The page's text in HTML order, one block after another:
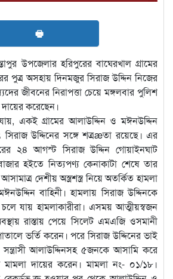
🖶
উপজেলার হরিপুরের বাঘেরখাল গ্রামের
পুত্র অসহায় দিনমজুর সিরাজ উদ্দিন নিজের
জীবনের নিরাপত্তা চেয়ে মঙ্গলবার পুলিশ
করেছেন।
একই গ্রামের আলাউদ্দিন ও মঈনউদ্দিন
সিরাজ উদ্দিনের সঙ্গে শত্রæতা রয়েছে। এর
২৪ আগস্ট সিরাজ উদ্দিন গোয়াইনঘাট
হইতে নিত্যপণ্য কেনাকাটা শেষে তার
দেশীয় অস্ত্রশস্ত্র নিয়ে অতর্কিত হামলা
বাহিনী। হামলায় সিরাজ উদ্দিনকে
যায় হামলাকারীরা। এসময় আত্মীয়স্বজন
রাস্তায় পেয়ে সিলেট এমএজি ওসমানী
ভর্তি করেন। পরে সিরাজ উদ্দিনের ভাই
আলাউদ্দিনসহ ৫জনকে আসামি করে
মামলা দায়ের করেন। মামলা নং- ০১/১৮।